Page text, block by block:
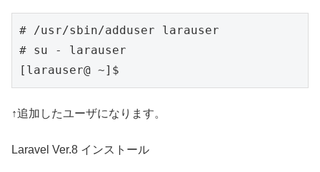
# /usr/sbin/adduser larauser
# su - larauser
[larauser@ ~]$
↑追加したユーザになります。
Laravel Ver.8 インストール